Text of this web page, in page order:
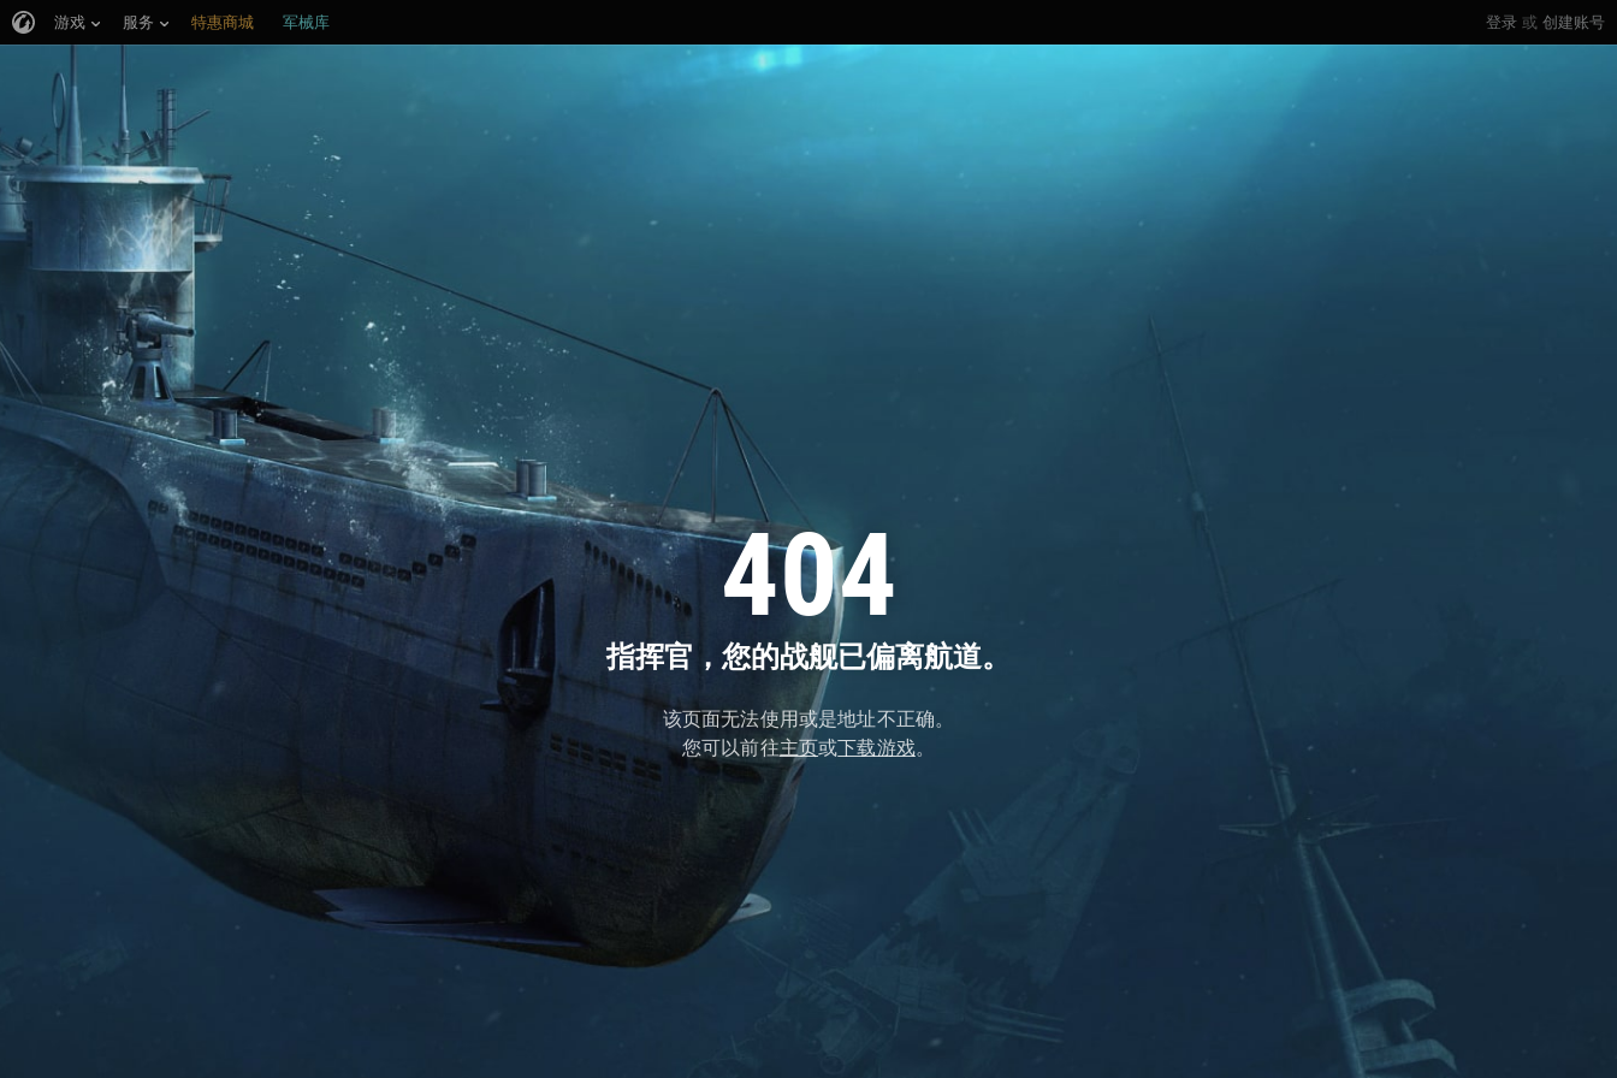
404
指挥官，您的战舰已偏离航道。
该页面无法使用或是地址不正确。
您可以前往主页或下载游戏。
登录 或 创建账号
游戏 服务 特惠商城 军械库